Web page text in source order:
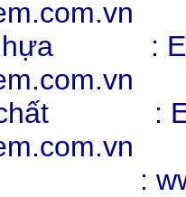
nhựa :
chất :